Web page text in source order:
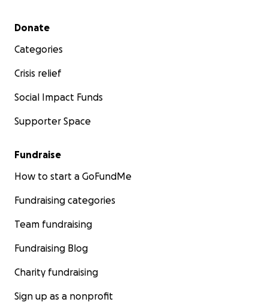
Secondary menu
Donate
Categories
Crisis relief
Social Impact Funds
Supporter Space
Fundraise
How to start a GoFundMe
Fundraising categories
Team fundraising
Fundraising Blog
Charity fundraising
Sign up as a nonprofit